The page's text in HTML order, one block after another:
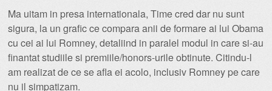
Ma uitam in presa internationala, Time cred dar nu sunt
sigura, la un grafic ce compara anii de formare ai lui Obama
cu cei ai lui Romney, detaliind in paralel modul in care si-au
finantat studiile si premiile/honors-urile obtinute. Citindu-l
am realizat de ce se afla ei acolo, inclusiv Romney pe care
nu il simpatizam.